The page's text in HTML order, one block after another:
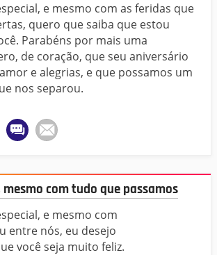
e mesmo com as feridas que
quero que saiba que estou
Parabéns por mais uma
de coração, que seu aniversário
e alegrias, e que possamos um
nos separou.
mesmo com tudo que passamos
e mesmo com
entre nós, eu desejo
você seja muito feliz.